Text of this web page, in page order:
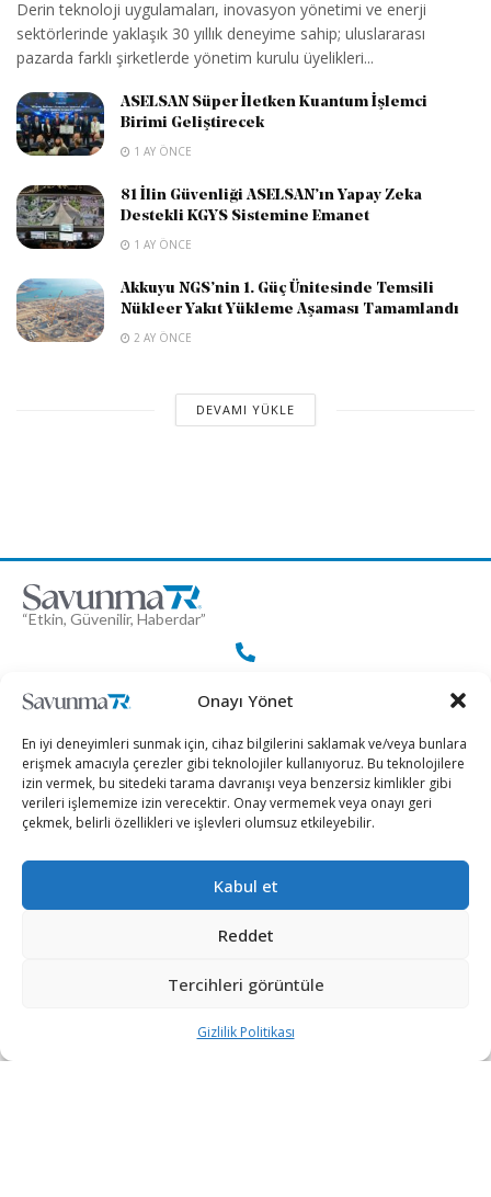
Onayı Yönet
En iyi deneyimleri sunmak için, cihaz bilgilerini saklamak ve/veya bunlara
erişmek amacıyla çerezler gibi teknolojiler kullanıyoruz. Bu teknolojilere
izin vermek, bu sitedeki tarama davranışı veya benzersiz kimlikler gibi
verileri işlememize izin verecektir. Onay vermemek veya onayı geri
çekmek, belirli özellikleri ve işlevleri olumsuz etkileyebilir.
Kabul et
Reddet
Tercihleri görüntüle
Gizlilik Politikası
Derin teknoloji uygulamaları, inovasyon yönetimi ve enerji
sektörlerinde yaklaşık 30 yıllık deneyime sahip; uluslararası
pazarda farklı şirketlerde yönetim kurulu üyelikleri...
ASELSAN Süper İletken Kuantum İşlemci
Birimi Geliştirecek
1 AY ÖNCE
81 İlin Güvenliği ASELSAN’ın Yapay Zeka
Destekli KGYS Sistemine Emanet
1 AY ÖNCE
Akkuyu NGS’nin 1. Güç Ünitesinde Temsili
Nükleer Yakıt Yükleme Aşaması Tamamlandı
2 AY ÖNCE
DEVAMI YÜKLE
“Etkin, Güvenilir, Haberdar”
+90 530 308 17 96
iletisim@savunmatr.com
2026 © Savunma TR. Tüm Hakları Saklıdır.
Siber Güvenlik
Teknoloji
Politika